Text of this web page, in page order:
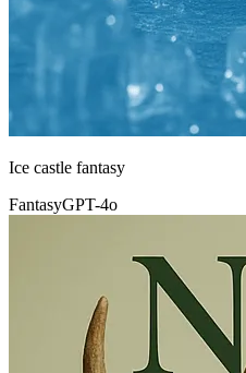
Ice castle fantasy
FantasyGPT-4o